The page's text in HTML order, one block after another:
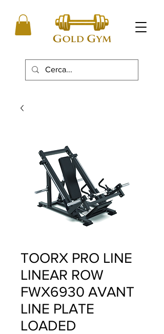
TOORX PRO LINE
LINEAR ROW
FWX6930 AVANT
LINE PLATE
LOADED